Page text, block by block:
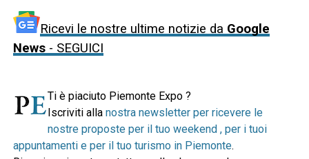
Ricevi le nostre ultime notizie da Google
News- SEGUICI
Ti è piaciuto Piemonte Expo ?
Iscriviti alla nostra newsletter per ricevere le
nostre proposte per il tuo weekend , per i tuoi
appuntamenti e per il tuo turismo in Piemonte.